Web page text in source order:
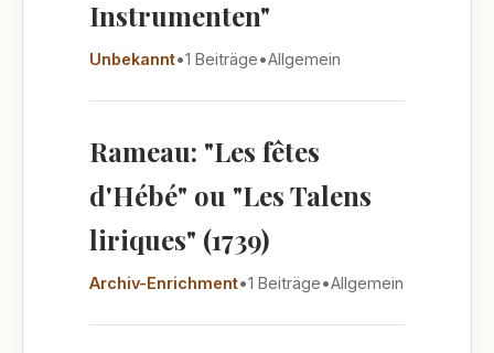
Instrumenten"
Unbekannt•1 Beiträge•Allgemein
Rameau: "Les fêtes
d'Hébé" ou "Les Talens
liriques" (1739)
Archiv-Enrichment•1 Beiträge•Allgemein